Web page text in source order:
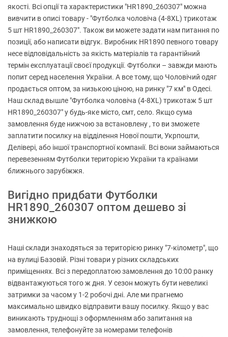
якості. Всі опції та характеристики "HR1890_260307" можна
вивчити в описі товару - "Футболка чоловіча (4-8XL) трикотаж
5 шт HR1890_260307". Також ви можете задати нам питання по
позиції, або написати відгук. Виробник HR1890 певного товару
несе відповідальність за якість матеріалів та гарантійний
термін експлуатації своєї продукції. Футболки – завжди мають
попит серед населення України. А все тому, що Чоловічий одяг
продається оптом, за низькою ціною, на ринку "7 км" в Одесі.
Наш склад вышле "Футболка чоловіча (4-8XL) трикотаж 5 шт
HR1890_260307" у будь-яке місто, смт, село. Якщо сума
замовлення буде нижчою за встановлену , то ви зможете
заплатити посилку на відділення Нової пошти, Укрпошти,
Делівері, або іншої транспортної компанії. Всі вони займаються
перевезенням Футболки територією України та країнами
ближнього зарубіжжя.
Вигідно придбати Футболки
HR1890_260307 оптом дешево зі
знижкою
Наші склади знаходяться за територією ринку "7-кілометр", що
на вулиці Базовій. Різні товари у різних складських
приміщеннях. Всі з передоплатою замовлення до 10:00 ранку
відвантажуються того ж дня. У сезон можуть бути невеликі
затримки за часом у 1-2 робочі дні. Але ми прагнемо
максимально швидко відправити вашу посилку. Якщо у вас
виникають труднощі з оформленням або запитання на
замовлення, телефонуйте за номерами телефонів